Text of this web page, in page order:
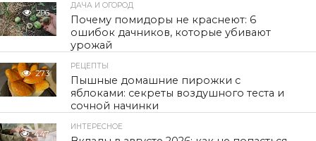
296
ДАЧА И ОГОРОД
Почему помидоры не краснеют: 6
ошибок дачников, которые убивают
урожай
273
РЕЦЕПТЫ
Пышные домашние пирожки с
яблоками: секреты воздушного теста и
сочной начинки
447
ИНТЕРЕСНОЕ